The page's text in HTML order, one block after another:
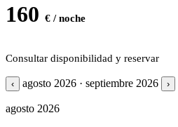
160 € / noche
Consultar disponibilidad y reservar
‹ agosto 2026 · septiembre 2026 ›
agosto 2026